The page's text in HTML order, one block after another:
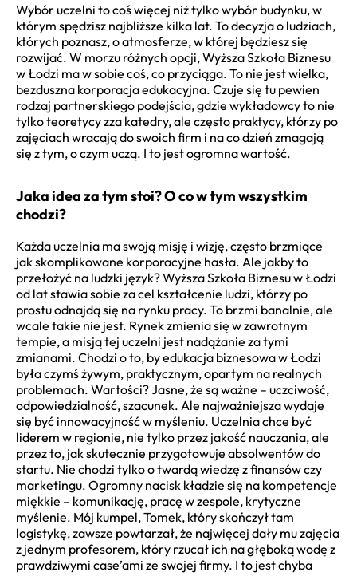
Wybór uczelni to coś więcej niż tylko wybór budynku, w
którym spędzisz najbliższe kilka lat. To decyzja o ludziach,
których poznasz, o atmosferze, w której będziesz się
rozwijać. W morzu różnych opcji, Wyższa Szkoła Biznesu
w Łodzi ma w sobie coś, co przyciąga. To nie jest wielka,
bezduszna korporacja edukacyjna. Czuje się tu pewien
rodzaj partnerskiego podejścia, gdzie wykładowcy to nie
tylko teoretycy zza katedry, ale często praktycy, którzy po
zajęciach wracają do swoich firm i na co dzień zmagają
się z tym, o czym uczą. I to jest ogromna wartość.
Jaka idea za tym stoi? O co w tym wszystkim
chodzi?
Każda uczelnia ma swoją misję i wizję, często brzmiące
jak skomplikowane korporacyjne hasła. Ale jakby to
przełożyć na ludzki język? Wyższa Szkoła Biznesu w Łodzi
od lat stawia sobie za cel kształcenie ludzi, którzy po
prostu odnajdą się na rynku pracy. To brzmi banalnie, ale
wcale takie nie jest. Rynek zmienia się w zawrotnym
tempie, a misją tej uczelni jest nadążanie za tymi
zmianami. Chodzi o to, by edukacja biznesowa w Łodzi
była czymś żywym, praktycznym, opartym na realnych
problemach. Wartości? Jasne, że są ważne – uczciwość,
odpowiedzialność, szacunek. Ale najważniejsza wydaje
się być innowacyjność w myśleniu. Uczelnia chce być
liderem w regionie, nie tylko przez jakość nauczania, ale
przez to, jak skutecznie przygotowuje absolwentów do
startu. Nie chodzi tylko o twardą wiedzę z finansów czy
marketingu. Ogromny nacisk kładzie się na kompetencje
miękkie – komunikację, pracę w zespole, krytyczne
myślenie. Mój kumpel, Tomek, który skończył tam
logistykę, zawsze powtarzał, że najwięcej dały mu zajęcia
z jednym profesorem, który rzucał ich na głęboką wodę z
prawdziwymi case’ami ze swojej firmy. I to jest chyba